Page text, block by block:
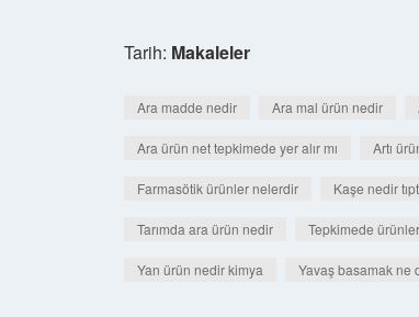
Tarih: Makaleler
Ara madde nedir Ara mal ürün nedir
Ara ürün net tepkimede yer alır mı Artı
Farmasötik ürünler nelerdir Kaşe nedir
Tarımda ara ürün nedir Tepkimede
Yan ürün nedir kimya Yavaş basamak ne